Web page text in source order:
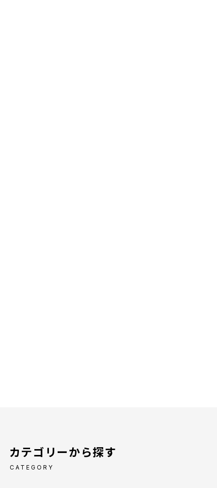
カテゴリーから探す
CATEGORY